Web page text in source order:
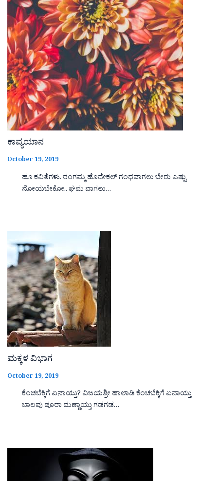
ಕಾವ್ಯಯಾನ
October 19, 2019
ಹೂ ಕವಿತೆಗಳು. ರಂಗಮ್ಮ ಹೊದೇಕಲ್ ಗಂಧವಾಗಲು ಬೇರು ಎಷ್ಟು
ನೋಯಬೇಕೋ.. ಘಮ ವಾಗಲು…
ಮಕ್ಕಳ ವಿಭಾಗ
October 19, 2019
ಕೆಂಚಬೆಕ್ಕಿಗೆ ಏನಾಯ್ತು? ವಿಜಯಶ್ರೀ ಹಾಲಾಡಿ ಕೆಂಚಬೆಕ್ಕಿಗೆ ಏನಾಯ್ತು
ಬಾಲವು ಪೂರಾ ಮಣ್ಣಾಯ್ತು ಗಡಗಡ…